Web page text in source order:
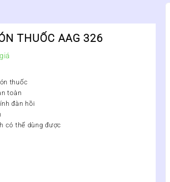
THUỐC AAG 326
thuốc
toàn
đàn hồi
có thể dùng được